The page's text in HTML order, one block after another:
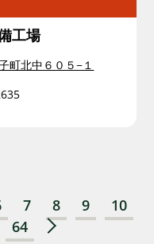
工場
町北中６０５−１
7 8 9
10
64